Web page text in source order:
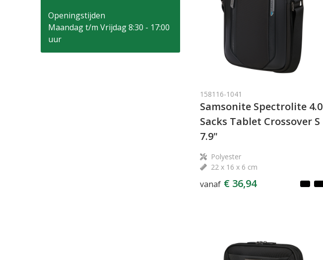
Openingstijden
Maandag t/m Vrijdag 8:30 - 17:00
uur
158116-1041
Samsonite Spectrolite 4.0
Sacks Tablet Crossover S
7.9"
Polyester
22 x 16 x 6 cm
vanaf € 36,94